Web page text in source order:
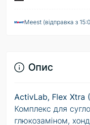
Meest (відправка з
Опис
ActivLab, Flex Xtra
Комплекс для
глюкозаміном,